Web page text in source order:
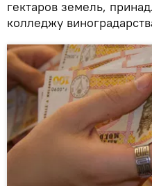
гектаров земель,
колледжу